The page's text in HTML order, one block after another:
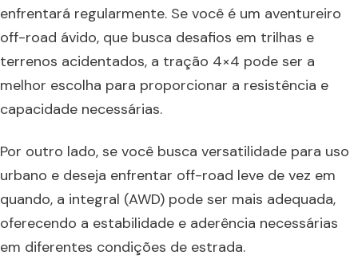
enfrentará regularmente. Se você é um aventureiro
off-road ávido, que busca desafios em trilhas e
terrenos acidentados, a tração 4×4 pode ser a
melhor escolha para proporcionar a resistência e
capacidade necessárias.
Por outro lado, se você busca versatilidade para uso
urbano e deseja enfrentar off-road leve de vez em
quando, a integral (AWD) pode ser mais adequada,
oferecendo a estabilidade e aderência necessárias
em diferentes condições de estrada.